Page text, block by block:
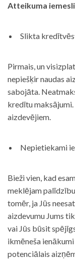
Atteikuma
Slikta
Pirmais, un
nepiešķir naudas
sabojāta.
kredītu
aizdevējiem.
Nepietiekami
Bieži vien, kad
meklējam
tomēr, ja Jūs
aizdevumu Jums
vai Jūs būsit
ikmēneša
potenciālais